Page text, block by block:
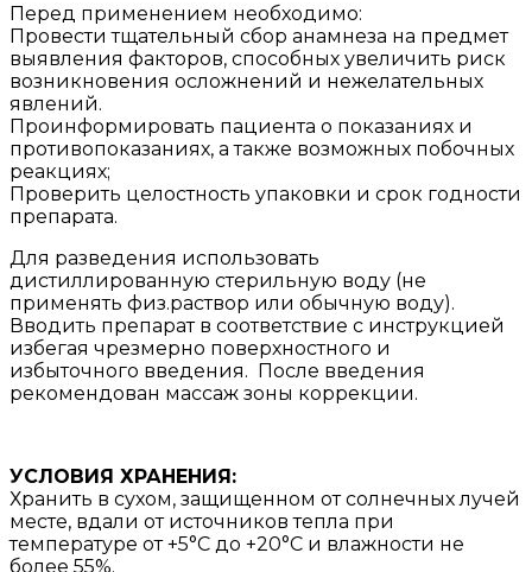
Перед применением необходимо:
Провести тщательный сбор анамнеза на предмет
выявления факторов, способных увеличить риск
возникновения осложнений и нежелательных
явлений.
Проинформировать пациента о показаниях и
противопоказаниях, а также возможных побочных
реакциях;
Проверить целостность упаковки и срок годности
препарата.
Для разведения использовать
дистиллированную стерильную воду (не
применять физ.раствор или обычную воду).
Вводить препарат в соответствие с инструкцией
избегая чрезмерно поверхностного и
избыточного введения. После введения
рекомендован массаж зоны коррекции.
УСЛОВИЯ ХРАНЕНИЯ:
Хранить в сухом, защищенном от солнечных лучей
месте, вдали от источников тепла при
температуре от +5°C до +20°C и влажности не
более 55%.